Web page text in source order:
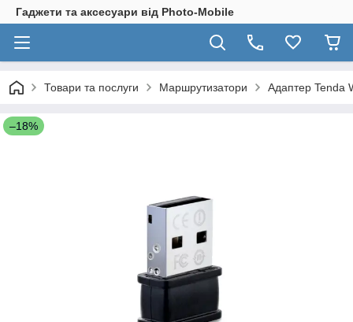
Гаджети та аксесуари від Photo-Mobile
Товари та послуги Маршрутизатори Адаптер Tenda
–18%